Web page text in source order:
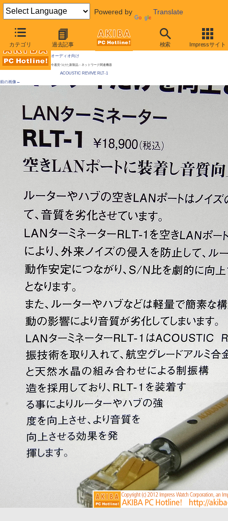
Powered by Translate
カテゴリ 過去記事 検索 Impressサイト
AKIBA PC Hotline!
[拡大画像]「空きポートに挿して音質向上」をうたう、LANコネクタカバーが発売 ネットワーク
オーディオ向け
今週見つけた新製品：ネットワーク関連機器
ACOUSTIC REVIVE RLT-1
前の画像←